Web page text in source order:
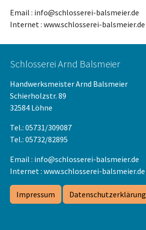
Email : info@schlosserei-balsmeier.de
Internet : www.schlosserei-balsmeier.de
Schlosserei Arnd Balsmeier
Handwerksmeister Arnd Balsmeier
Schierholzstr. 89
32584 Löhne
Tel.: 05731/309087
Tel.: 05732/82895
Email : info@schlosserei-balsmeier.de
Internet : www.schlosserei-balsmeier.de
Impressum Datenschutzerklärung